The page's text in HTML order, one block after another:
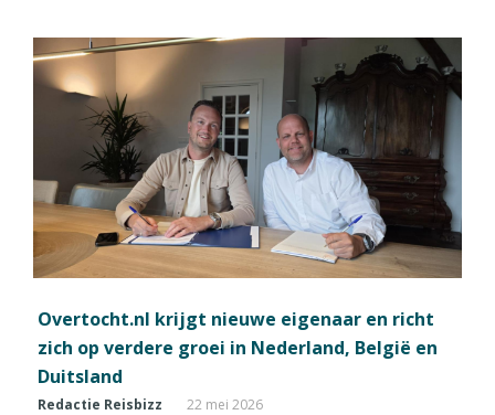
Overtocht.nl krijgt nieuwe eigenaar en richt
zich op verdere groei in Nederland, België en
Duitsland
Redactie Reisbizz 22 mei 2026